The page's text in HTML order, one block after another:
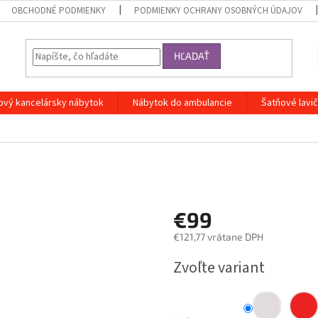
OBCHODNÉ PODMIENKY PODMIENKY OCHRANY OSOBNÝCH ÚDAJOV
HĽADAŤ
kancelársky nábytok Nábytok do ambulancie Šatňové
€99
€121,77 vrátane DPH
cena:
Zvoľte variant